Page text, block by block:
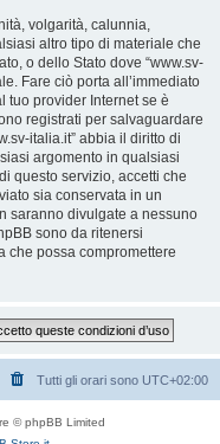
volgarità, calunnia,
altro tipo di materiale che
o dello Stato dove “www.sv-
Fare ciò porta all’immediato
tuo provider Internet se è
registrati per salvaguardare
italia.it” abbia il diritto di
argomento in qualsiasi
questo servizio, accetti che
sia conservata in un
saranno divulgate a nessuno
sono da ritenersi
che possa compromettere
Tutti gli orari sono UTC+02:00
© phpBB Limited